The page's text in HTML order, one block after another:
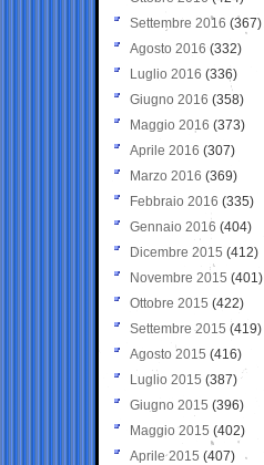
Settembre 2016 (367)
Agosto 2016 (332)
Luglio 2016 (336)
Giugno 2016 (358)
Maggio 2016 (373)
Aprile 2016 (307)
Marzo 2016 (369)
Febbraio 2016 (335)
Gennaio 2016 (404)
Dicembre 2015 (412)
Novembre 2015 (401)
Ottobre 2015 (422)
Settembre 2015 (419)
Agosto 2015 (416)
Luglio 2015 (387)
Giugno 2015 (396)
Maggio 2015 (402)
Aprile 2015 (407)